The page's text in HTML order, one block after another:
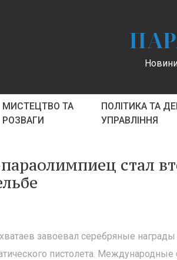
МИСТЕЦТВО ТА
РОЗВАГИ
ПОЛІТИКА ТА
УПРАВЛІННЯ
стал
завоевал серебряные
пистолета.